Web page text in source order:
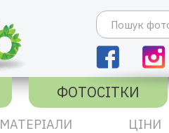
ФОТОСІТКИ
МАТЕРІАЛИ ЦІНИ